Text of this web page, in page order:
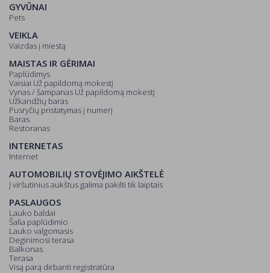
GYVŪNAI
Pets
VEIKLA
Vaizdas į miestą
MAISTAS IR GĖRIMAI
Paplūdimys
Vaisiai Už papildomą mokestį
Vynas / šampanas Už papildomą mokestį
Užkandžių baras
Pusryčių pristatymas į numerį
Baras
Restoranas
INTERNETAS
Internet
AUTOMOBILIŲ STOVĖJIMO AIKŠTELĖ
Į viršutinius aukštus galima pakilti tik laiptais
PASLAUGOS
Lauko baldai
Šalia paplūdimio
Lauko valgomasis
Deginimosi terasa
Balkonas
Terasa
Visą parą dirbanti registratūra